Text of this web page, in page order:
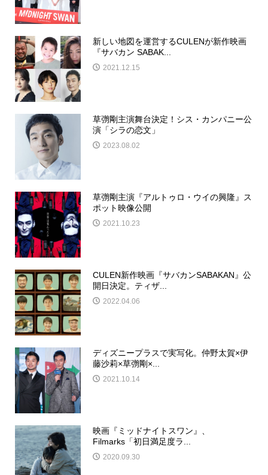
新しい地図を運営するCULENが新作映画
『サバカン SABAK...
2021.12.15
草彅剛主演舞台決定！シス・カンパニー公
演「シラの恋文」
2023.08.02
草彅剛主演『アルトゥロ・ウイの興隆』ス
ポット映像公開
2021.10.23
CULEN新作映画『サバカンSABAKAN』公
開日決定。ティザ...
2022.04.06
ディズニープラスで実写化。仲野太賀×伊
藤沙莉×草彅剛×...
2021.10.14
映画『ミッドナイトスワン』、
Filmarks「初日満足度ラ...
2020.09.30